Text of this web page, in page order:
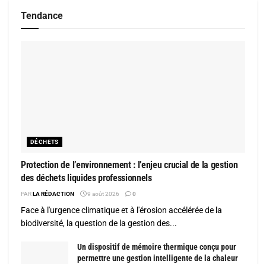
Tendance
DÉCHETS
Protection de l’environnement : l’enjeu crucial de la gestion
des déchets liquides professionnels
PAR LA RÉDACTION 9 août 2026 0
Face à l'urgence climatique et à l'érosion accélérée de la
biodiversité, la question de la gestion des...
Un dispositif de mémoire thermique conçu pour
permettre une gestion intelligente de la chaleur